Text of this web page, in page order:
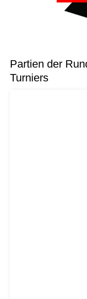
Partien der
Turniers